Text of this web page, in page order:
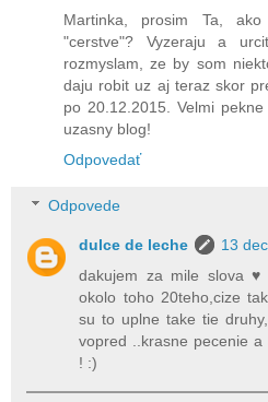
Martinka, prosim Ta,
"cerstve"? Vyzeraju a
rozmyslam, ze by som
daju robit uz aj teraz skor
po 20.12.2015. Velmi
uzasny blog!
Odpovedať
Odpovede
dulce de leche
13
dakujem za mile slova
okolo toho 20teho,cize
su to uplne take tie
vopred ..krasne pecenie
! :)